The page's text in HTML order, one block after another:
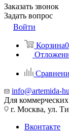
Заказать звонок
Задать вопрос
Войти
Корзина0
info@artemida-
Для
г. Москва, ул.
Вконтакте